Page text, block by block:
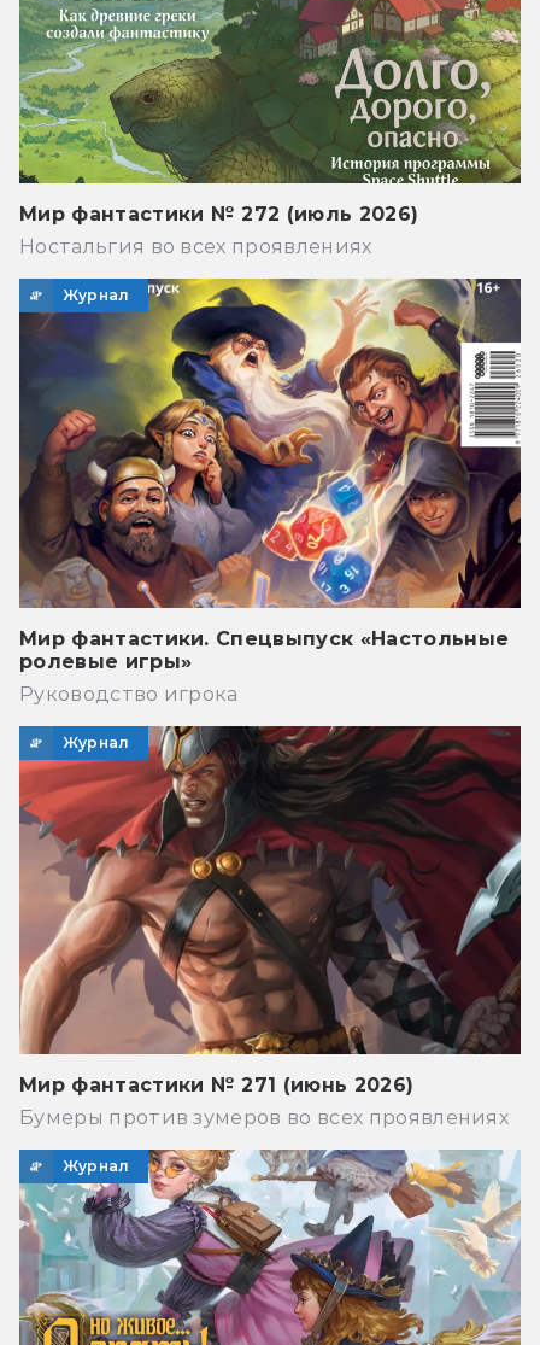
Мир фантастики № 272 (июль 2026)
Ностальгия во всех проявлениях
Журнал
Мир фантастики. Спецвыпуск «Настольные
ролевые игры»
Руководство игрока
Журнал
Мир фантастики № 271 (июнь 2026)
Бумеры против зумеров во всех проявлениях
Журнал